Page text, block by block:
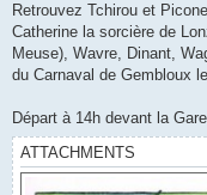
Retrouvez Tchirou et
Catherine la sorcière de
Meuse), Wavre, Dinant,
du Carnaval de Gembloux
Départ à 14h devant la
ATTACHMENTS